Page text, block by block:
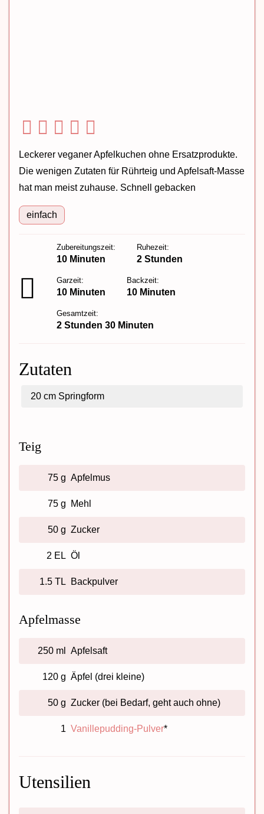
Leckerer veganer Apfelkuchen ohne Ersatzprodukte.
Die wenigen Zutaten für Rührteig und Apfelsaft-Masse
hat man meist zuhause. Schnell gebacken
einfach
Zubereitungszeit:
10 Minuten
Ruhezeit:
2 Stunden
Garzeit:
10 Minuten
Backzeit:
10 Minuten
Gesamtzeit:
2 Stunden 30 Minuten
Zutaten
20 cm Springform
Teig
75 g Apfelmus
75 g Mehl
50 g Zucker
2 EL Öl
1.5 TL Backpulver
Apfelmasse
250 ml Apfelsaft
120 g Äpfel (drei kleine)
50 g Zucker (bei Bedarf, geht auch ohne)
1 Vanillepudding-Pulver*
Utensilien